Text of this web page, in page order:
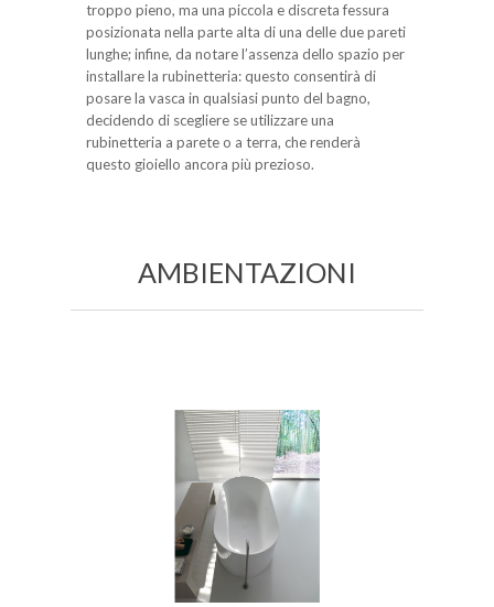
troppo pieno, ma una piccola e discreta fessura
posizionata nella parte alta di una delle due pareti
lunghe; infine, da notare l’assenza dello spazio per
installare la rubinetteria: questo consentirà di
posare la vasca in qualsiasi punto del bagno,
decidendo di scegliere se utilizzare una
rubinetteria a parete o a terra, che renderà
questo gioiello ancora più prezioso.
AMBIENTAZIONI